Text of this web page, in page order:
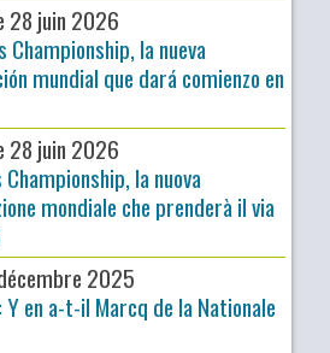
28 juin 2026
Championship, la nueva
mundial que dará comienzo en
28 juin 2026
la nuova
mondiale che prenderà il via
2025
Y en a-t-il Marcq de la Nationale